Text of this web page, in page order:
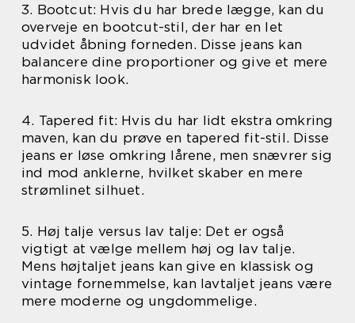
3. Bootcut: Hvis du har brede lægge, kan du
overveje en bootcut-stil, der har en let
udvidet åbning forneden. Disse jeans kan
balancere dine proportioner og give et mere
harmonisk look.
4. Tapered fit: Hvis du har lidt ekstra omkring
maven, kan du prøve en tapered fit-stil. Disse
jeans er løse omkring lårene, men snævrer sig
ind mod anklerne, hvilket skaber en mere
strømlinet silhuet.
5. Høj talje versus lav talje: Det er også
vigtigt at vælge mellem høj og lav talje.
Mens højtaljet jeans kan give en klassisk og
vintage fornemmelse, kan lavtaljet jeans være
mere moderne og ungdommelige.